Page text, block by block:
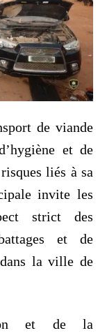
de viande
et de
liés à sa
invite les
strict des
et de
la ville de
et de la